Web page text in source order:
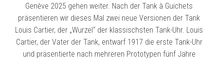
Genève 2025 gehen weiter. Nach der Tank à Guichets
präsentieren wir dieses Mal zwei neue Versionen der Tank
Louis Cartier, der „Wurzel“ der klassischsten Tank-Uhr. Louis
Cartier, der Vater der Tank, entwarf 1917 die erste Tank-Uhr
und präsentierte nach mehreren Prototypen fünf Jahre